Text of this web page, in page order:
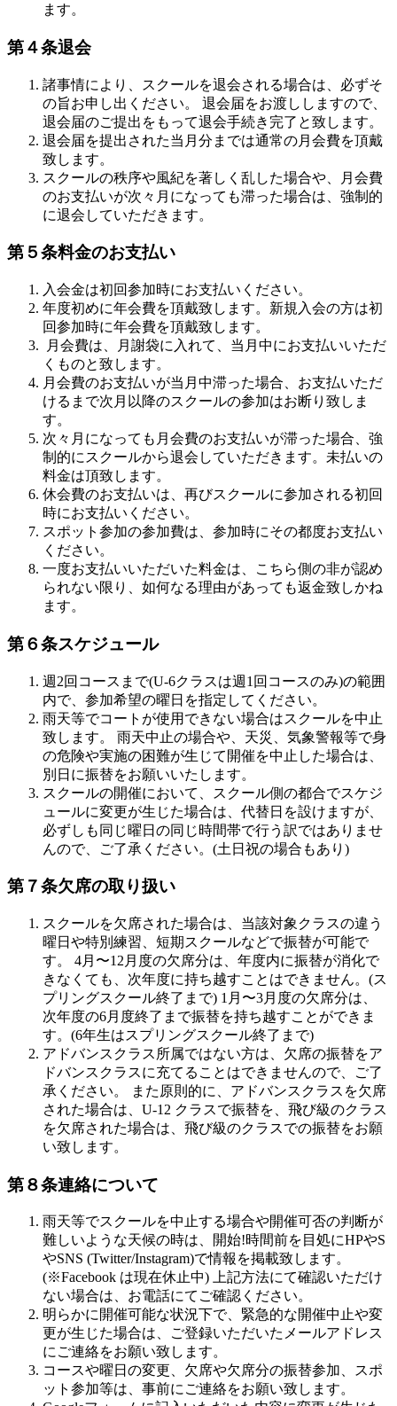
ます。
第４条退会
諸事情により、スクールを退会される場合は、必ずそ
の旨お申し出ください。 退会届をお渡ししますので、
退会届のご提出をもって退会手続き完了と致します。
退会届を提出された当月分までは通常の月会費を頂戴
致します。
スクールの秩序や風紀を著しく乱した場合や、月会費
のお支払いが次々月になっても滞った場合は、強制的
に退会していただきます。
第５条料金のお支払い
入会金は初回参加時にお支払いください。
年度初めに年会費を頂戴致します。新規入会の方は初
回参加時に年会費を頂戴致します。
月会費は、月謝袋に入れて、当月中にお支払いいただ
くものと致します。
月会費のお支払いが当月中滞った場合、お支払いただ
けるまで次月以降のスクールの参加はお断り致しま
す。
次々月になっても月会費のお支払いが滞った場合、強
制的にスクールから退会していただきます。未払いの
料金は頂致します。
休会費のお支払いは、再びスクールに参加される初回
時にお支払いください。
スポット参加の参加費は、参加時にその都度お支払い
ください。
一度お支払いいただいた料金は、こちら側の非が認め
られない限り、如何なる理由があっても返金致しかね
ます。
第６条スケジュール
週2回コースまで(U-6クラスは週1回コースのみ)の範囲
内で、参加希望の曜日を指定してください。
雨天等でコートが使用できない場合はスクールを中止
致します。 雨天中止の場合や、天災、気象警報等で身
の危険や実施の困難が生じて開催を中止した場合は、
別日に振替をお願いいたします。
スクールの開催において、スクール側の都合でスケジ
ュールに変更が生じた場合は、代替日を設けますが、
必ずしも同じ曜日の同じ時間帯で行う訳ではありませ
んので、ご了承ください。(土日祝の場合もあり)
第７条欠席の取り扱い
スクールを欠席された場合は、当該対象クラスの違う
曜日や特別練習、短期スクールなどで振替が可能で
す。 4月〜12月度の欠席分は、年度内に振替が消化で
きなくても、次年度に持ち越すことはできません。(ス
プリングスクール終了まで) 1月〜3月度の欠席分は、
次年度の6月度終了まで振替を持ち越すことができま
す。(6年生はスプリングスクール終了まで)
アドバンスクラス所属ではない方は、欠席の振替をア
ドバンスクラスに充てることはできませんので、ご了
承ください。 また原則的に、アドバンスクラスを欠席
された場合は、U-12 クラスで振替を、飛び級のクラス
を欠席された場合は、飛び級のクラスでの振替をお願
い致します。
第８条連絡について
雨天等でスクールを中止する場合や開催可否の判断が
難しいような天候の時は、開始!時間前を目処にHPやS
やSNS (Twitter/Instagram)で情報を掲載致します。
(※Facebook は現在休止中) 上記方法にて確認いただけ
ない場合は、お電話にてご確認ください。
明らかに開催可能な状況下で、緊急的な開催中止や変
更が生じた場合は、ご登録いただいたメールアドレス
にご連絡をお願い致します。
コースや曜日の変更、欠席や欠席分の振替参加、スポ
ット参加等は、事前にご連絡をお願い致します。